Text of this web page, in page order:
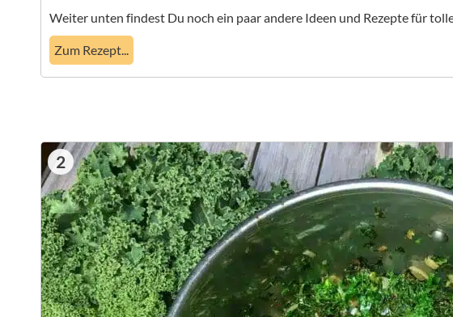
Weiter unten findest Du noch ein paar andere Ideen und Rezepte für
Zum Rezept...
2